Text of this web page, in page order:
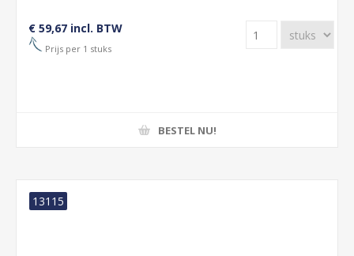
€ 59,67 incl. BTW
Prijs per 1 stuks
BESTEL NU!
13115